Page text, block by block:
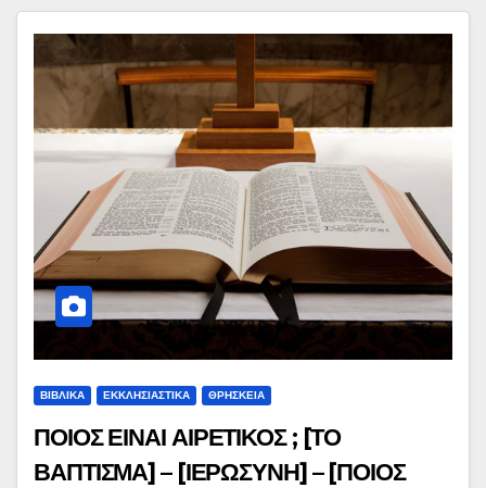
ΒΙΒΛΙΚΑ ΕΚΚΛΗΣΙΑΣΤΙΚΑ ΘΡΗΣΚΕΙΑ
ΠΟΙΟΣ ΕΙΝΑΙ ΑΙΡΕΤΙΚΟΣ ; [ΤΟ
ΒΑΠΤΙΣΜΑ] – [ΙΕΡΩΣΥΝΗ] – [ΠΟΙΟΣ